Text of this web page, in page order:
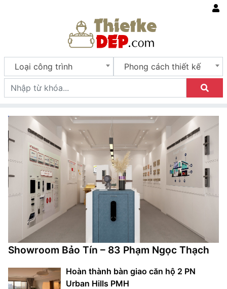
Loại công trình Phong cách thiết kế
Showroom Bảo Tín – 83 Phạm Ngọc Thạch
Hoàn thành bàn giao căn hộ 2 PN
Urban Hills PMH